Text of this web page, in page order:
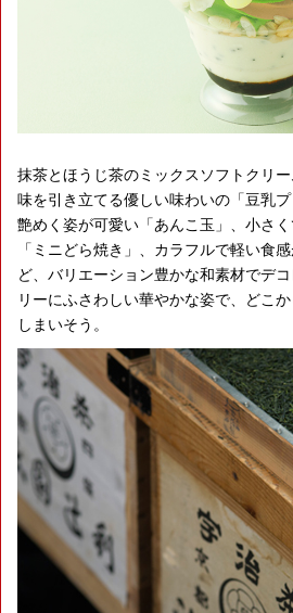
抹茶とほうじ茶のミックスソフトクリ
味を引き立てる優しい味わいの「豆乳
艶めく姿が可愛い「あんこ玉」、小さ
「ミニどら焼き」、カラフルで軽い食
ど、バリエーション豊かな和素材でデ
リーにふさわしい華やかな姿で、どこ
しまいそう。